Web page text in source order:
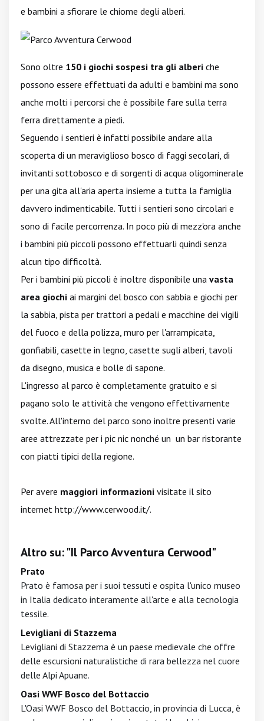
e bambini a sfiorare le chiome degli alberi.
Sono oltre 150 i giochi sospesi tra gli alberi che
possono essere effettuati da adulti e bambini ma sono
anche molti i percorsi che è possibile fare sulla terra
ferra direttamente a piedi.
Seguendo i sentieri è infatti possibile andare alla
scoperta di un meraviglioso bosco di faggi secolari, di
invitanti sottobosco e di sorgenti di acqua oligominerale
per una gita all'aria aperta insieme a tutta la famiglia
davvero indimenticabile. Tutti i sentieri sono circolari e
sono di facile percorrenza. In poco più di mezz'ora anche
i bambini più piccoli possono effettuarli quindi senza
alcun tipo difficoltà.
Per i bambini più piccoli è inoltre disponibile una vasta
area giochi ai margini del bosco con sabbia e giochi per
la sabbia, pista per trattori a pedali e macchine dei vigili
del fuoco e della polizza, muro per l'arrampicata,
gonfiabili, casette in legno, casette sugli alberi, tavoli
da disegno, musica e bolle di sapone.
L'ingresso al parco è completamente gratuito e si
pagano solo le attività che vengono effettivamente
svolte. All'interno del parco sono inoltre presenti varie
aree attrezzate per i pic nic nonché un un bar ristorante
con piatti tipici della regione.
Per avere maggiori informazioni visitate il sito
internet http://www.cerwood.it/.
Altro su: "Il Parco Avventura Cerwood"
Prato
Prato è famosa per i suoi tessuti e ospita l'unico museo
in Italia dedicato interamente all'arte e alla tecnologia
tessile.
Levigliani di Stazzema
Levigliani di Stazzema è un paese medievale che offre
delle escursioni naturalistiche di rara bellezza nel cuore
delle Alpi Apuane.
Oasi WWF Bosco del Bottaccio
L'Oasi WWF Bosco del Bottaccio, in provincia di Lucca, è